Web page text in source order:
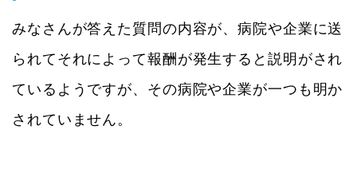
みなさんが答えた質問の内容が、病院や企業に送
られてそれによって報酬が発生すると説明がされ
ているようですが、その病院や企業が一つも明か
されていません。